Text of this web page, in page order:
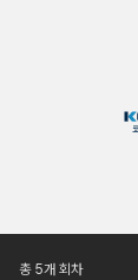
총 5개 회차